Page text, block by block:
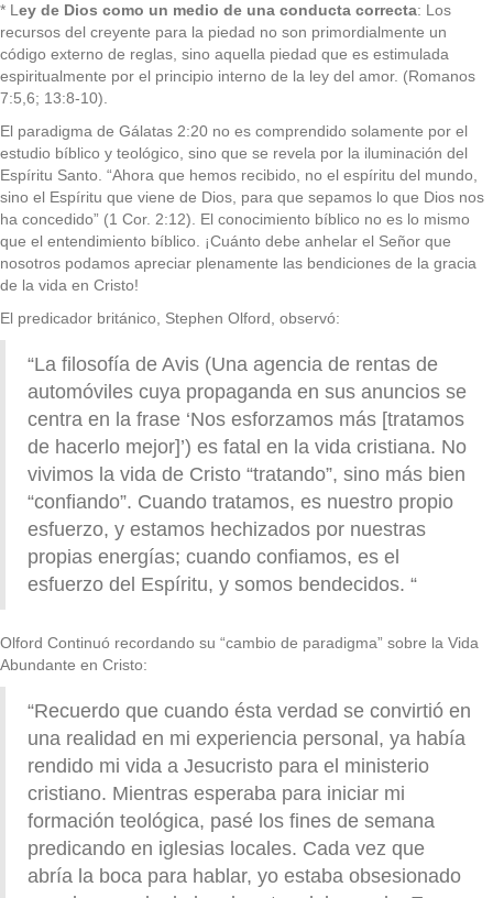
* L ey de Dios como un medio de una conducta correcta: Los
recursos del creyente para la piedad no son primordialmente un
código externo de reglas, sino aquella piedad que es estimulada
espiritualmente por el principio interno de la ley del amor. (Romanos
7:5,6; 13:8-10).
El paradigma de Gálatas 2:20 no es comprendido solamente por el
estudio bíblico y teológico, sino que se revela por la iluminación del
Espíritu Santo. “Ahora que hemos recibido, no el espíritu del mundo,
sino el Espíritu que viene de Dios, para que sepamos lo que Dios nos
ha concedido” (1 Cor. 2:12). El conocimiento bíblico no es lo mismo
que el entendimiento bíblico. ¡Cuánto debe anhelar el Señor que
nosotros podamos apreciar plenamente las bendiciones de la gracia
de la vida en Cristo!
El predicador británico, Stephen Olford, observó:
“La filosofía de Avis (Una agencia de rentas de
automóviles cuya propaganda en sus anuncios se
centra en la frase ‘Nos esforzamos más [tratamos
de hacerlo mejor]’) es fatal en la vida cristiana. No
vivimos la vida de Cristo “tratando”, sino más bien
“confiando”. Cuando tratamos, es nuestro propio
esfuerzo, y estamos hechizados por nuestras
propias energías; cuando confiamos, es el
esfuerzo del Espíritu, y somos bendecidos. “
Olford Continuó recordando su “cambio de paradigma” sobre la Vida
Abundante en Cristo:
“Recuerdo que cuando ésta verdad se convirtió en
una realidad en mi experiencia personal, ya había
rendido mi vida a Jesucristo para el ministerio
cristiano. Mientras esperaba para iniciar mi
formación teológica, pasé los fines de semana
predicando en iglesias locales. Cada vez que
abría la boca para hablar, yo estaba obsesionado